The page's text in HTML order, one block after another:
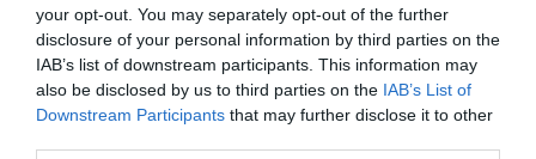
your opt-out. You may separately opt-out of the further
disclosure of your personal information by third parties on the
IAB’s list of downstream participants. This information may
also be disclosed by us to third parties on the IAB’s List of
Downstream Participants that may further disclose it to other
Με προπόνηση στο «Παπασιδέρης» ολοκληρώθηκε
σήμερα το μεσημέρι η προετοιμασία του
Παναθηναϊκού Β για τον αγώνα με τον Μακεδονικό